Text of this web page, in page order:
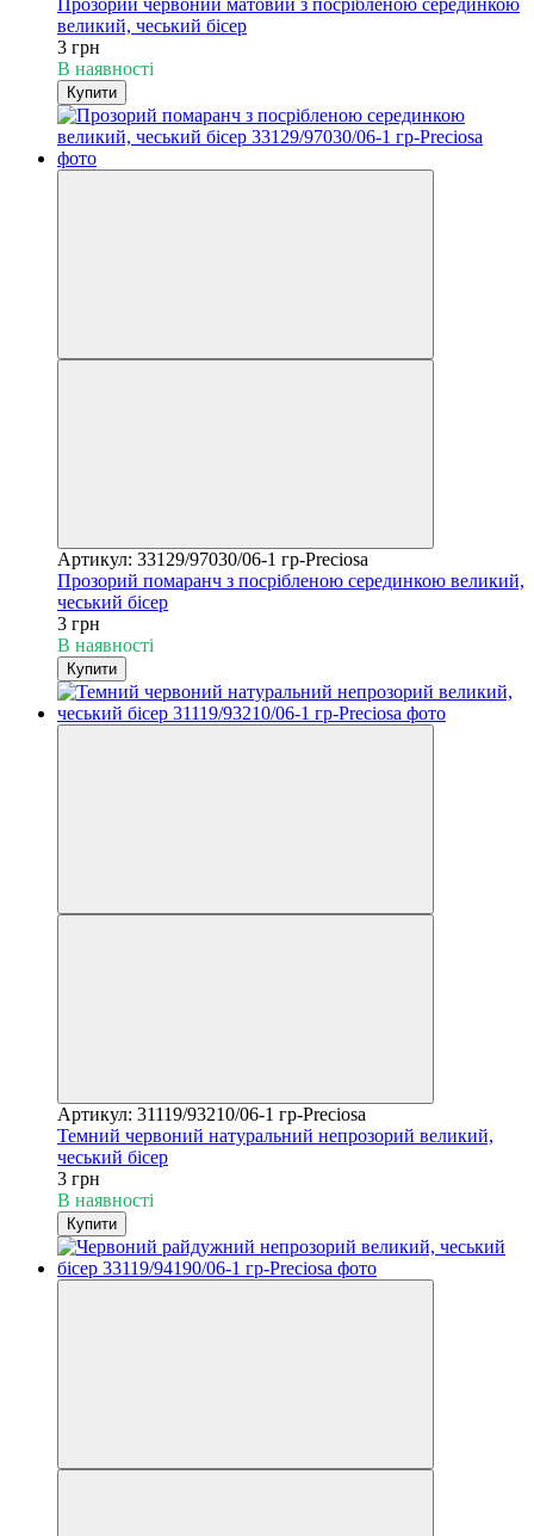
великий, чеський бісер
3 грн
В наявності
Купити
Артикул: 33129/97030/06-1 гр-Preciosa
Прозорий помаранч з посрібленою серединкою великий,
чеський бісер
3 грн
В наявності
Купити
Артикул: 31119/93210/06-1 гр-Preciosa
Темний червоний натуральний непрозорий великий,
чеський бісер
3 грн
В наявності
Купити